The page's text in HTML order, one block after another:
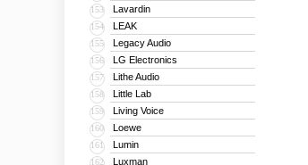
153 Lavardin
154 LEAK
155 Legacy Audio
156 LG Electronics
157 Lithe Audio
158 Little Lab
159 Living Voice
160 Loewe
161 Lumin
162 Luxman